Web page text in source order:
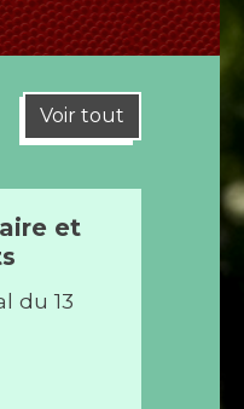
Voir tout
et
du 13